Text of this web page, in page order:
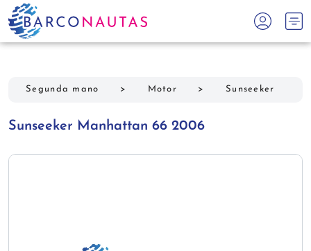
Segunda mano > Motor > Sunseeker
Sunseeker Manhattan 66 2006